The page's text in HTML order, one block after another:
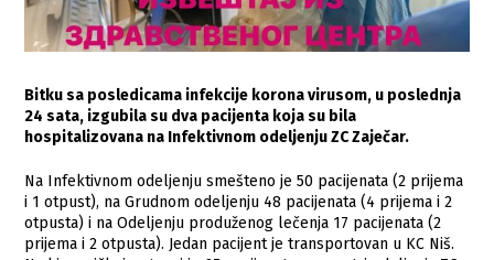
Bitku sa posledicama infekcije korona virusom, u poslednja
24 sata, izgubila su dva pacijenta koja su bila
hospitalizovana na Infektivnom odeljenju ZC Zaječar.
Na Infektivnom odeljenju smešteno je 50 pacijenata (2 prijema
i 1 otpust), na Grudnom odeljenju 48 pacijenata (4 prijema i 2
otpusta) i na Odeljenju produženog lečenja 17 pacijenata (2
prijema i 2 otpusta). Jedan pacijent je transportovan u KC Niš.